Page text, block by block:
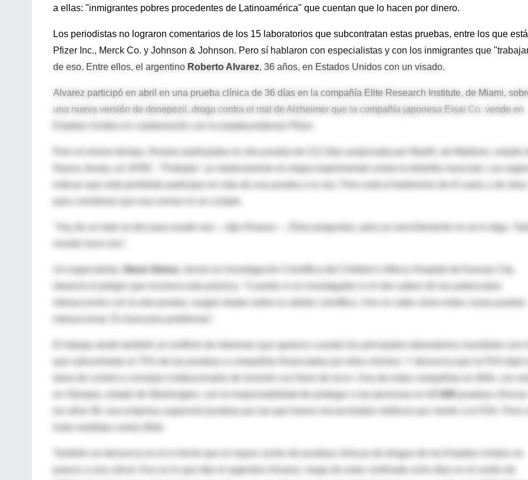
a ellas: "inmigrantes pobres procedentes de Latinoamérica" que cuentan que lo hacen por dinero.
Los periodistas no lograron comentarios de los 15 laboratorios que subcontratan estas pruebas, entre los que
Pfizer Inc., Merck Co. y Johnson & Johnson. Pero sí hablaron con especialistas y con los inmigrantes que
de eso. Entre ellos, el argentino Roberto Alvarez, 36 años, en Estados Unidos con un visado.
Alvarez participó en abril en una prueba clínica de 36 días en la compañía Elite Research Institute, de Miami,
una nueva versión de donepezil, droga contra el mal de Alzheimer que la compañía japonesa Eisai Co. vende en
Pero al mismo tiempo, Alvarez participaba en otra prueba de 212 días auspiciada por Wyeth, de Madison, estado
Nueva Jersey, en SFBC. "Probaba" un medicamento en etapa experimental contra la distrofia muscular. Las
"Voy de un lado al otro para evadir eso —dijo Alvarez—. Ellos preguntan, pero yo sencillamente no se lo digo.
Steve Simon
, doctor en Investigación Científica del Children's Mercy Hospital de Kansas City,
observó el peligro que encierra esta práctica. "Cuando ni un investigador ni el otro saben de las potenciales
interacciones con la otra prueba, surgen dudas sobre la validez científica. Uno no sabe cómo estas cosas puedan
El trabajo alude también al conflicto de intereses que aparece cuando los principales laboratorios mundiales son
en Olympia, estado de Washington, con la responsabilidad de proteger a las personas en
los años 90, esa empresa supervisó pruebas por las que fueron encarcelados médicos por mentir a la FDA. Pero
También se denuncia en el in forme que el mayor centro de pruebas clínicas de drogas de los Estados Unidos se
parece a una cárcel. Eso es lo que dijo el argentino Alvarez, luego de estar confinado ocho días en el centro de